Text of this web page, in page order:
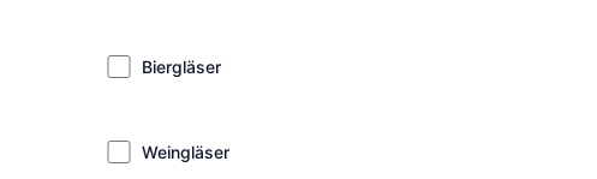
Biergläser
Weingläser